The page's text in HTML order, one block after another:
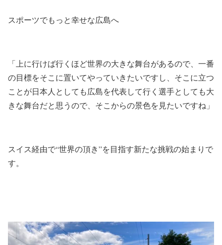
スポーツでもっと幸せな広島へ
「上に行けば行くほど世界の大きな舞台があるので、一番
の目標をそこに置いてやっていきたいですし、そこに立つ
ことが日本人としても広島を代表して行く選手としても大
きな舞台だと思うので、そこからの景色を見たいですね」
スイス経由で“世界の頂き”を目指す新たな挑戦の始まりで
す。